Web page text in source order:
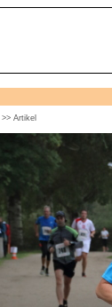
>> Artikel